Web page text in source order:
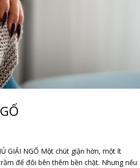
GIẢI NGỐ Một chút giận hờn, một ít
để đôi bên thêm bền chặt. Nhưng nếu